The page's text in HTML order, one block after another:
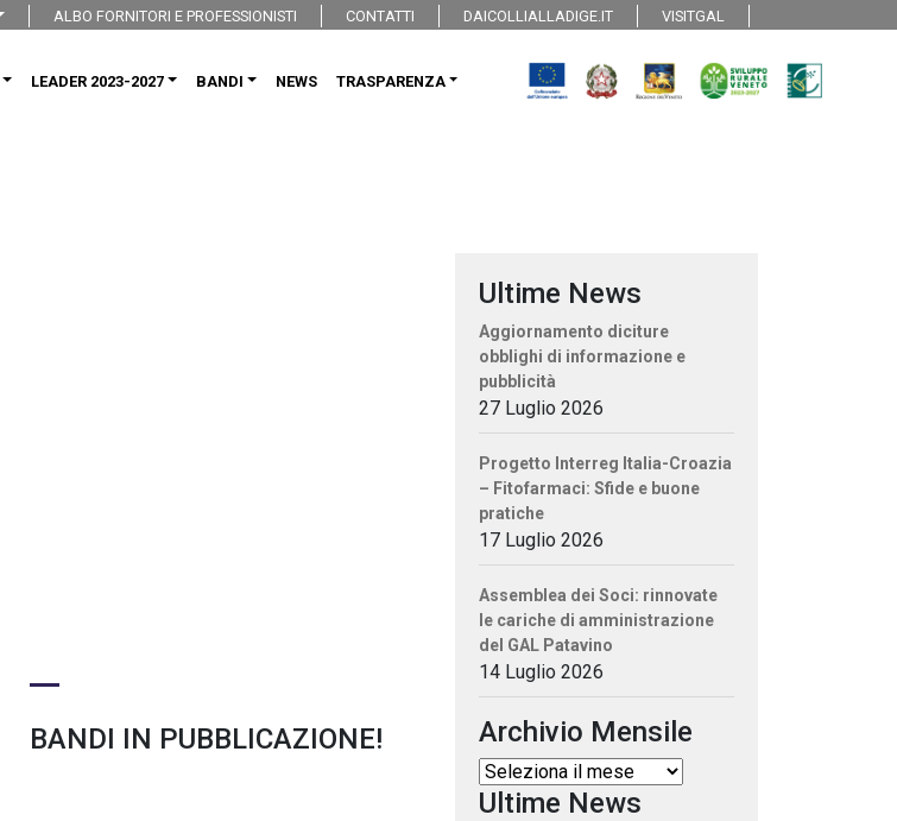
ALBO FORNITORI E PROFESSIONISTI CONTATTI DAICOLLIALLADIGE.IT VISITGAL
LEADER 2023-2027 BANDI NEWS TRASPARENZA
BANDI IN PUBBLICAZIONE!
Ultime News
Aggiornamento diciture
obblighi di informazione e
pubblicità
27 Luglio 2026
Progetto Interreg Italia-Croazia
– Fitofarmaci: Sfide e buone
pratiche
17 Luglio 2026
Assemblea dei Soci: rinnovate
le cariche di amministrazione
del GAL Patavino
14 Luglio 2026
Archivio Mensile
Ultime News